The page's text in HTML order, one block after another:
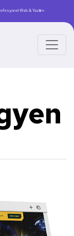
Web & Yazılım